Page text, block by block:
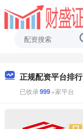
正规配资平台排行
已收录999+家平台